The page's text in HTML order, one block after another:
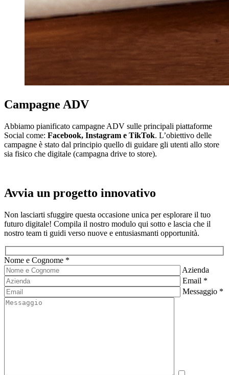
Campagne ADV
Abbiamo pianificato campagne ADV sulle principali piattaforme
Social come: Facebook, Instagram e TikTok. L’obiettivo delle
campagne è stato dal principio quello di guidare gli utenti allo store
sia fisico che digitale (campagna drive to store).
Avvia un progetto innovativo
Non lasciarti sfuggire questa occasione unica per esplorare il tuo
futuro digitale! Compila il nostro modulo qui sotto e lascia che il
nostro team ti guidi verso nuove e entusiasmanti opportunità.
Nome e Cognome *
Azienda
Email *
Messaggio *